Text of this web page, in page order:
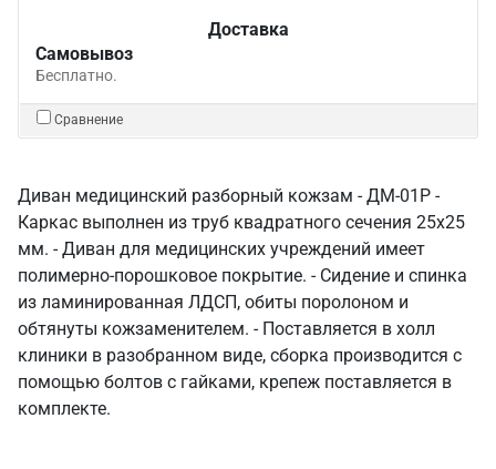
Доставка
Самовывоз
Бесплатно.
Сравнение
Диван медицинский разборный кожзам - ДМ-01Р -
Каркас выполнен из труб квадратного сечения 25х25
мм. - Диван для медицинских учреждений имеет
полимерно-порошковое покрытие. - Сидение и спинка
из ламинированная ЛДСП, обиты поролоном и
обтянуты кожзаменителем. - Поставляется в холл
клиники в разобранном виде, сборка производится с
помощью болтов с гайками, крепеж поставляется в
комплекте.